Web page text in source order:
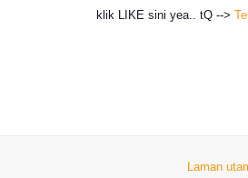
klik LIKE sini yea.. tQ -->
Laman